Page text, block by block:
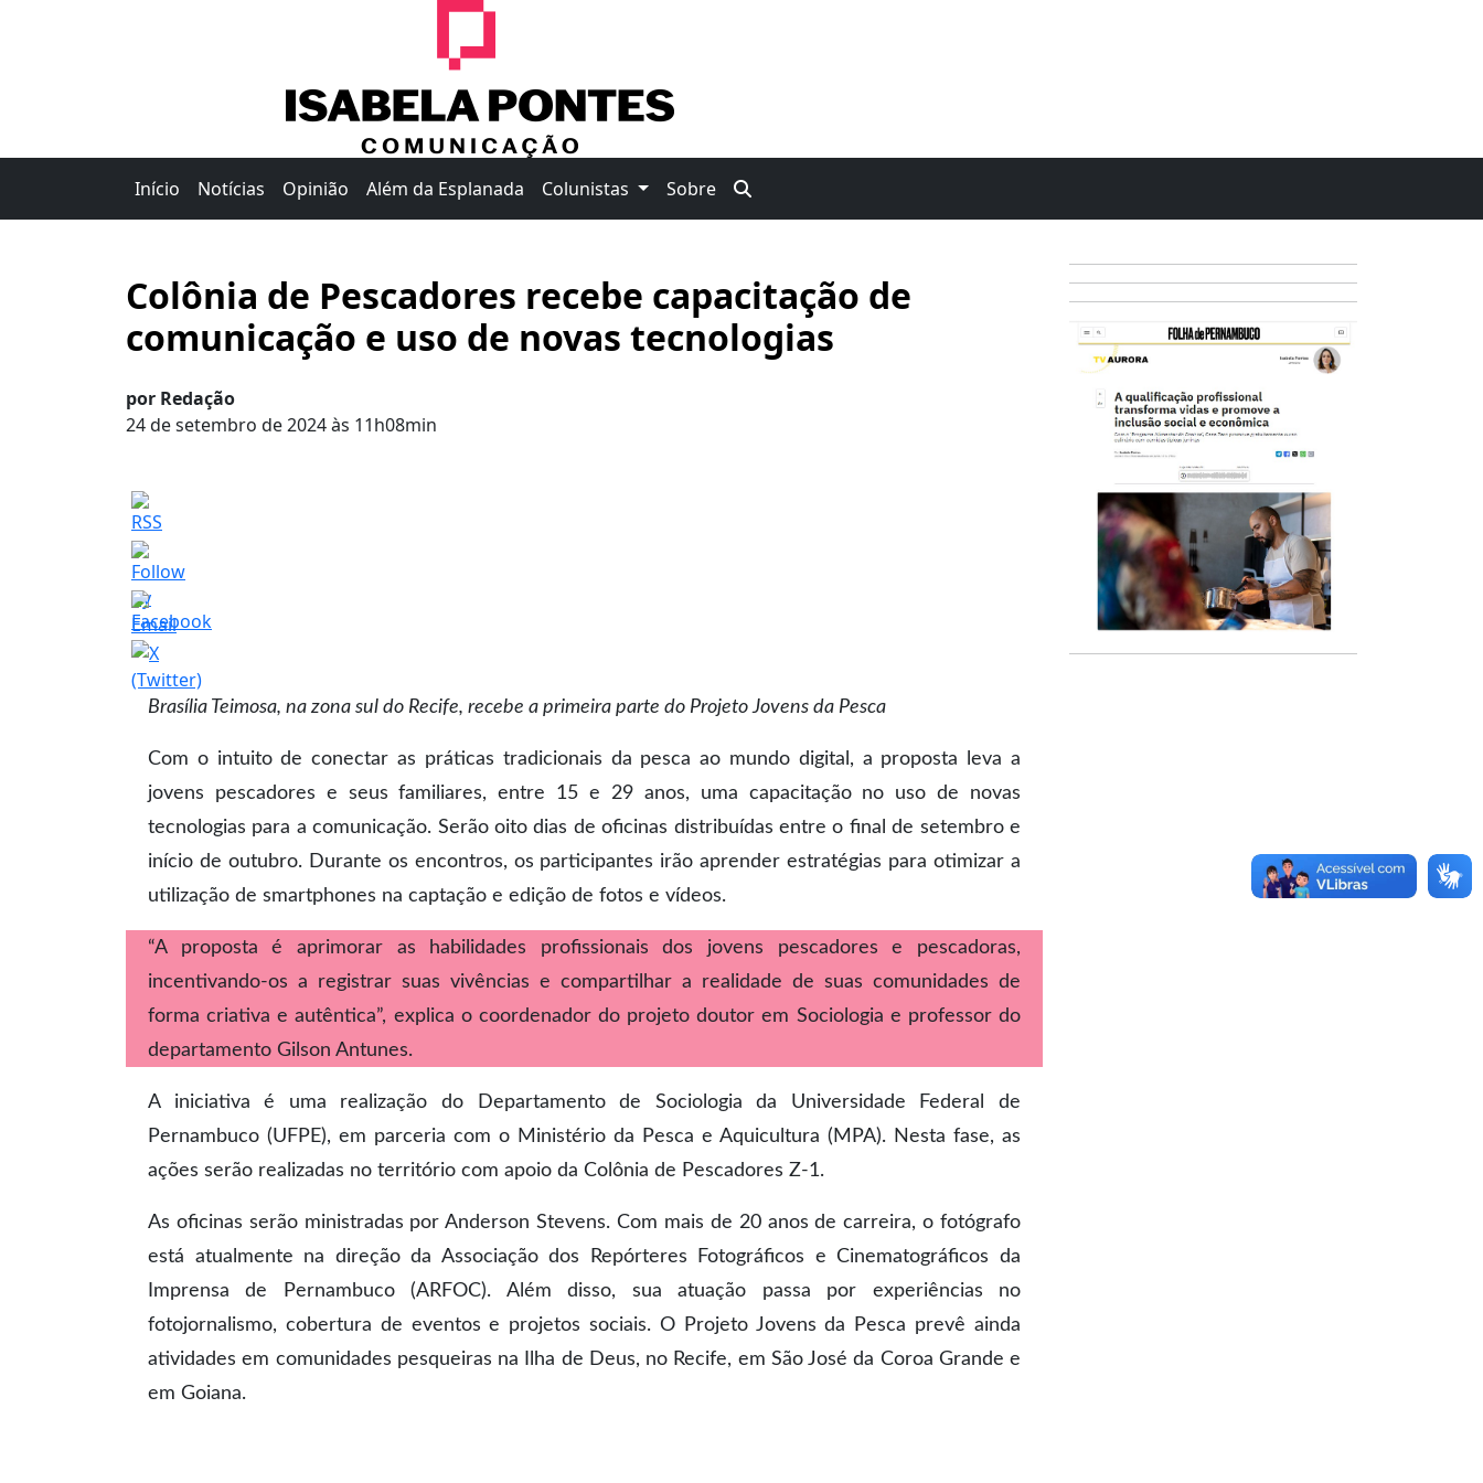
Início Notícias Opinião Além da Esplanada Colunistas Sobre
Colônia de Pescadores recebe capacitação de
comunicação e uso de novas tecnologias
por Redação
24 de setembro de 2024 às 11h08min
Brasília Teimosa, na zona sul do Recife, recebe a primeira parte do Projeto Jovens da Pesca
Com o intuito de conectar as práticas tradicionais da pesca ao mundo digital, a proposta leva a
jovens pescadores e seus familiares, entre 15 e 29 anos, uma capacitação no uso de novas
tecnologias para a comunicação. Serão oito dias de oficinas distribuídas entre o final de setembro e
início de outubro. Durante os encontros, os participantes irão aprender estratégias para otimizar a
utilização de smartphones na captação e edição de fotos e vídeos.
“A proposta é aprimorar as habilidades profissionais dos jovens pescadores e pescadoras,
incentivando-os a registrar suas vivências e compartilhar a realidade de suas comunidades de
forma criativa e autêntica”, explica o coordenador do projeto doutor em Sociologia e professor do
departamento Gilson Antunes.
A iniciativa é uma realização do Departamento de Sociologia da Universidade Federal de
Pernambuco (UFPE), em parceria com o Ministério da Pesca e Aquicultura (MPA). Nesta fase, as
ações serão realizadas no território com apoio da Colônia de Pescadores Z-1.
As oficinas serão ministradas por Anderson Stevens. Com mais de 20 anos de carreira, o fotógrafo
está atualmente na direção da Associação dos Repórteres Fotográficos e Cinematográficos da
Imprensa de Pernambuco (ARFOC). Além disso, sua atuação passa por experiências no
fotojornalismo, cobertura de eventos e projetos sociais. O Projeto Jovens da Pesca prevê ainda
atividades em comunidades pesqueiras na Ilha de Deus, no Recife, em São José da Coroa Grande e
em Goiana.